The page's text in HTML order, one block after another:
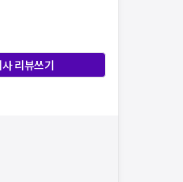
사 리뷰쓰기